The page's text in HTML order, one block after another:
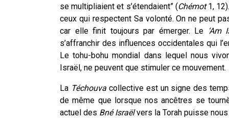
se multipliaient et s’étendaient” (Chémot1,
ceux qui respectent Sa volonté. On ne peut
car elle finit toujours par émerger. Le ‘Am
s’affranchir des influences occidentales qui
Le tohu-bohu mondial dans lequel nous
Israël, ne peuvent que stimuler ce mouvement.
La Téchouvacollective est un signe des
de même que lorsque nos ancêtres se
actuel des Bné Israëlvers la Torah puisse